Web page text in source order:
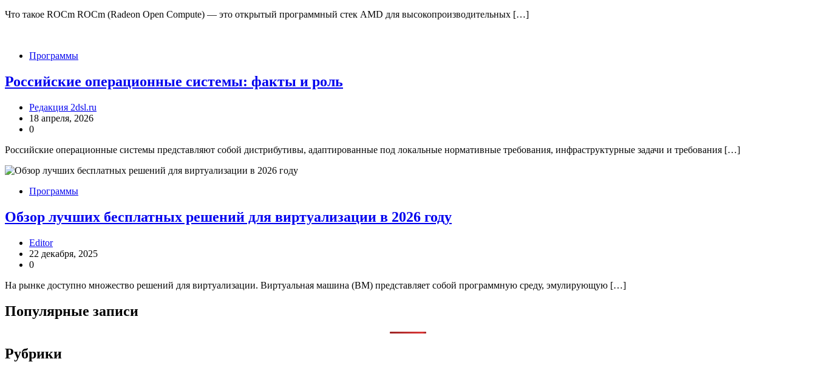
Что такое ROCm ROCm (Radeon Open Compute) — это открытый программный стек AMD для высокопроизводительных […]
Программы
Российские операционные системы: факты и роль
Редакция 2dsl.ru
18 апреля, 2026
0
Российские операционные системы представляют собой дистрибутивы, адаптированные под локальные нормативные требования, инфраструктурные задачи и требования […]
Программы
Обзор лучших бесплатных решений для виртуализации в 2026 году
Editor
22 декабря, 2025
0
На рынке доступно множество решений для виртуализации. Виртуальная машина (ВМ) представляет собой программную среду, эмулирующую […]
Популярные записи
Рубрики